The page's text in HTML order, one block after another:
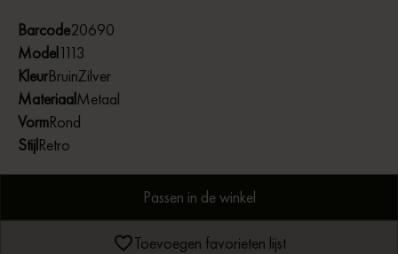
Barcode20690
Model1113
KleurBruinZilver
MateriaalMetaal
VormRond
StijlRetro
Passen in de winkel
Toevoegen favorieten lijst